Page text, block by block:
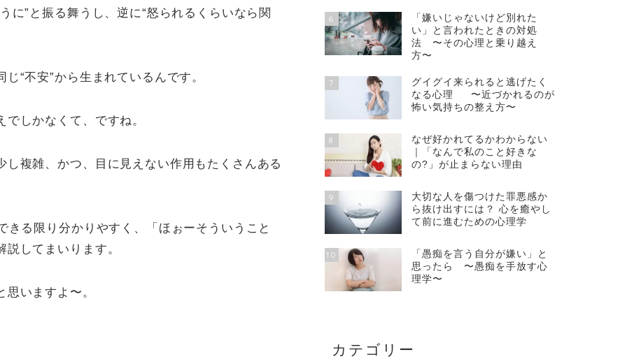
に”と振る舞うし、逆に“怒られるくらいなら関
“不安”から生まれているんです。
しかなくて、ですね。
複雑、かつ、目に見えない作用もたくさんある
る限り分かりやすく、「ほぉーそういうこと
してまいります。
いますよ〜。
6
「嫌いじゃないけど別れた
い」と言われたときの対処
法 〜その心理と乗り越え
方〜
7
グイグイ来られると逃げたく
なる心理 〜近づかれるのが
怖い気持ちの整え方〜
8
なぜ好かれてるかわからない
｜「なんで私のこと好きな
の?」が止まらない理由
9
大切な人を傷つけた罪悪感か
ら抜け出すには？ 心を癒やし
て前に進むための心理学
10
「愚痴を言う自分が嫌い」と
思ったら 〜愚痴を手放す心
理学〜
カテゴリー